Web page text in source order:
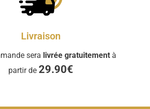
Livraison
sera livrée gratuitement à
partir de 29.90€